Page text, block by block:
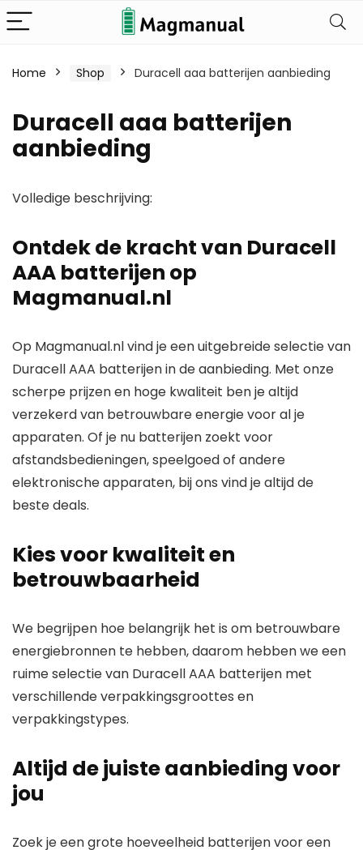
Home Shop Duracell aaa batterijen aanbieding
Duracell aaa batterijen
aanbieding
Volledige beschrijving:
Ontdek de kracht van Duracell
AAA batterijen op
Magmanual.nl
Op Magmanual.nlvind je een uitgebreide selectie van
Duracell AAA batterijen in de aanbieding. Met onze
scherpe prijzen en hoge kwaliteit ben je altijd
verzekerd van betrouwbare energie voor al je
apparaten. Of je nu batterijen zoekt voor
afstandsbedieningen, speelgoed of andere
elektronische apparaten, bij ons vind je altijd de
beste deals.
Kies voor kwaliteit en
betrouwbaarheid
We begrijpen hoe belangrijk het is om betrouwbare
energiebronnen te hebben, daarom hebben we een
ruime selectie van Duracell AAA batterijen met
verschillende verpakkingsgroottes en
verpakkingstypes.
Altijd de juiste aanbieding voor
jou
Zoek je een grote hoeveelheid batterijen voor een